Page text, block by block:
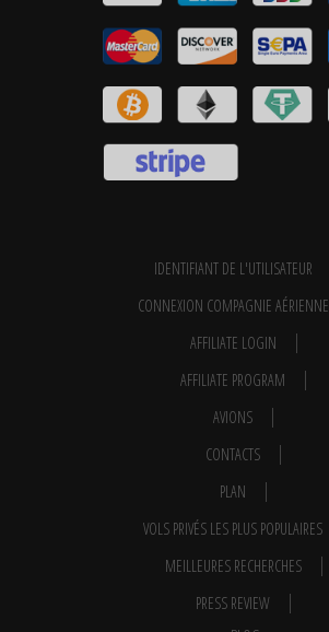
IDENTIFIANT DE L'UTILISATEUR
CONNEXION COMPAGNIE AÉRIENNE
AFFILIATE LOGIN
AFFILIATE PROGRAM
AVIONS
CONTACTS
PLAN
VOLS PRIVÉS LES PLUS POPULAIRES
MEILLEURES RECHERCHES
PRESS REVIEW